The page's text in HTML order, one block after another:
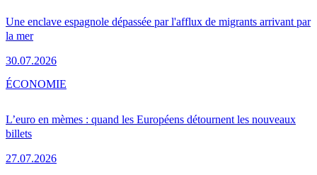
Une enclave espagnole dépassée par l'afflux de migrants arrivant par
la mer
30.07.2026
L’euro en mèmes : quand les Européens détournent les nouveaux
billets
27.07.2026
ÉCONOMIE